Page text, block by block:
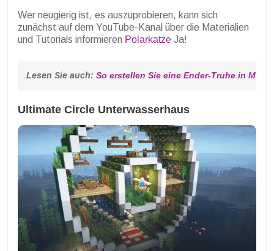
Wer neugierig ist, es auszuprobieren, kann sich
zunächst auf dem YouTube-Kanal über die Materialien
und Tutorials informieren Polarkatze Ja!
Lesen Sie auch: So erstellen Sie eine Ender-Truhe in
Ultimate Circle Unterwasserhaus